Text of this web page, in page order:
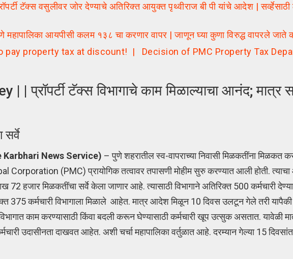
टॅक्स वसुलीवर जोर देण्याचे अतिरिक्त आयुक्त पृथ्वीराज बी पी यांचे आदेश | सर्व्हेसाठी
आयपीसी कलम १३८ चा करणार वापर | जाणून घ्या कुणा विरुद्ध वापरले जाते
property tax at discount! | Decision of PMC Property Tax
प्रॉपर्टी टॅक्स विभागाचे काम मिळाल्याचा आनंद; मात्र
News Service) – पुणे शहरातील स्व-वापराच्या निवासी मिळकतींना मिळकत
(PMC) प्रायोगिक तत्वावर तपासणी मोहीम सुरु करण्यात आली होती.
72 हजार मिळकतींचा सर्वे केला जाणार आहे. त्यासाठी विभागाने अतिरिक्त 500 कर्मचारी
375 कर्मचारी विभागाला मिळाले आहेत. मात्र आदेश मिळून 10 दिवस उलटून गेले तरी
काम करण्यासाठी किंवा बदली करून घेण्यासाठी कर्मचारी खूप उत्सुक असतात. यावेळी
उदासीनता दाखवत आहेत. अशी चर्चा महापालिका वर्तुळात आहे. दरम्यान गेल्या 15